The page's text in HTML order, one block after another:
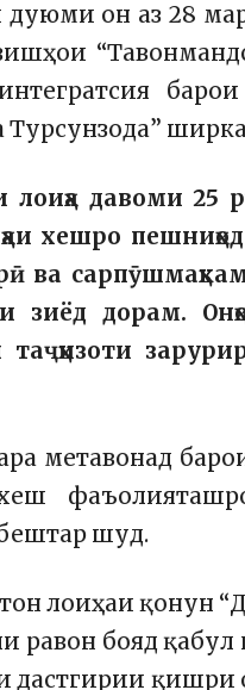
он аз 28
лоиҳа давоми 25
хешро
ва
зиёд дорам.
таҷҳизоти
метавонад
шуд.
лоиҳаи қонун
равон бояд
қишри